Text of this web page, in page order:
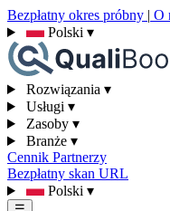
Bezpłatny okres próbny | O
Polski ▾
Rozwiązania ▾
Usługi ▾
Zasoby ▾
Branże ▾
Cennik Partnerzy
Bezpłatny skan URL
Polski ▾